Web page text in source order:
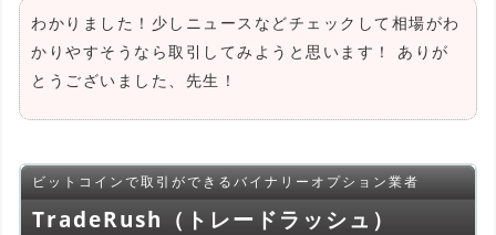
わかりました！少しニュースなどチェックして相場がわ
かりやすそうなら取引してみようと思います！ ありが
とうございました、先生！
ビットコインで取引ができるバイナリーオプション業者
TradeRush（トレードラッシュ）